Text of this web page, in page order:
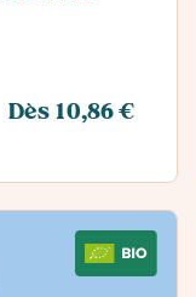
Dès 10,86 €